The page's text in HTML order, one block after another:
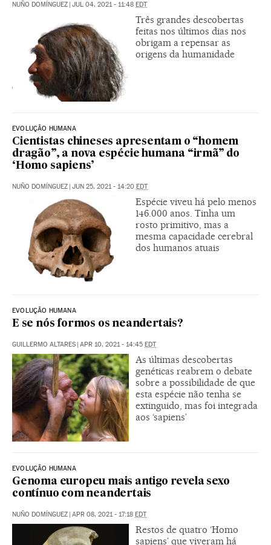
NUÑO DOMÍNGUEZ JUL 04, 2021 - 11:48 EDT
Três grandes descobertas
feitas nos últimos dias nos
obrigam a repensar as
origens da humanidade
EVOLUÇÃO HUMANA
Cientistas chineses apresentam o “homem
dragão”, a nova espécie humana “irmã” do
‘Homo sapiens’
NUÑO DOMÍNGUEZ JUN 25, 2021 - 14:20 EDT
Espécie viveu há pelo menos
146.000 anos. Tinha um
rosto primitivo, mas a
mesma capacidade cerebral
dos humanos atuais
EVOLUÇÃO HUMANA
E se nós formos os neandertais?
GUILLERMO ALTARES | APR 10, 2021 - 14:45 EDT
As últimas descobertas
genéticas reabrem o debate
sobre a possibilidade de que
esta espécie não tenha se
extinguido, mas foi integrada
aos ‘sapiens’
EVOLUÇÃO HUMANA
Genoma europeu mais antigo revela sexo
contínuo com neandertais
NUÑO DOMÍNGUEZ | APR 08, 2021 - 17:18 EDT
Restos de quatro ‘Homo
sapiens’ que viveram há